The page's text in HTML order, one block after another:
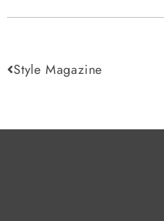
Style Magazine